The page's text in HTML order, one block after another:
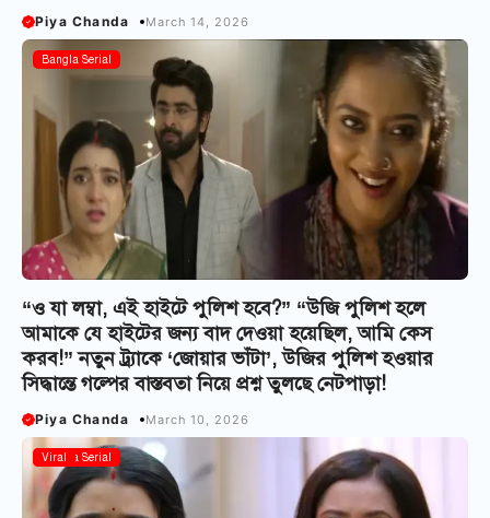
Piya Chanda March 14, 2026
Bangla Serial
“ও যা লম্বা, এই হাইটে পুলিশ হবে?” “উজি পুলিশ হলে
আমাকে যে হাইটের জন্য বাদ দেওয়া হয়েছিল, আমি কেস
করব!” নতুন ট্র্যাকে ‘জোয়ার ভাঁটা’, উজির পুলিশ হওয়ার
সিদ্ধান্তে গল্পের বাস্তবতা নিয়ে প্রশ্ন তুলছে নেটপাড়া!
Piya Chanda March 10, 2026
Bangla Serial
Viral